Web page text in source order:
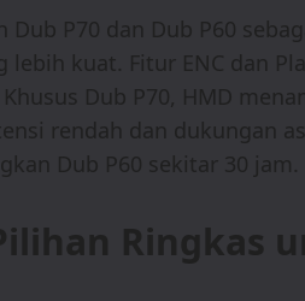
Dub P70 dan Dub P60
lebih kuat. Fitur ENC dan
Dub P70, HMD
rendah dan dukungan
Dub P60 sekitar 30 jam.
Ringkas